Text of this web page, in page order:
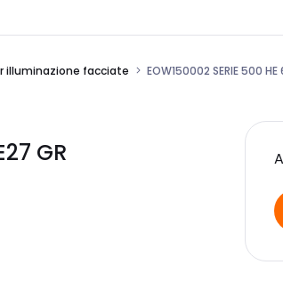
illuminazione facciate EOW150002 SERIE 500 HE
GR